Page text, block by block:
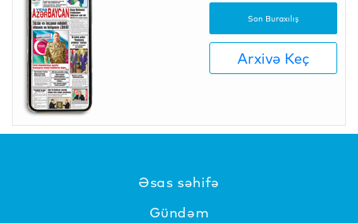
Son Buraxılış
Arxivə Keç
Əsas səhifə
Gündəm